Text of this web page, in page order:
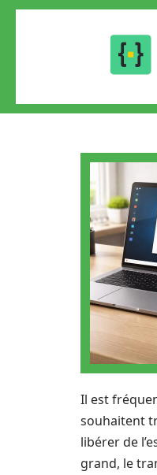
Il est
souhaitent
libérer de
grand, le